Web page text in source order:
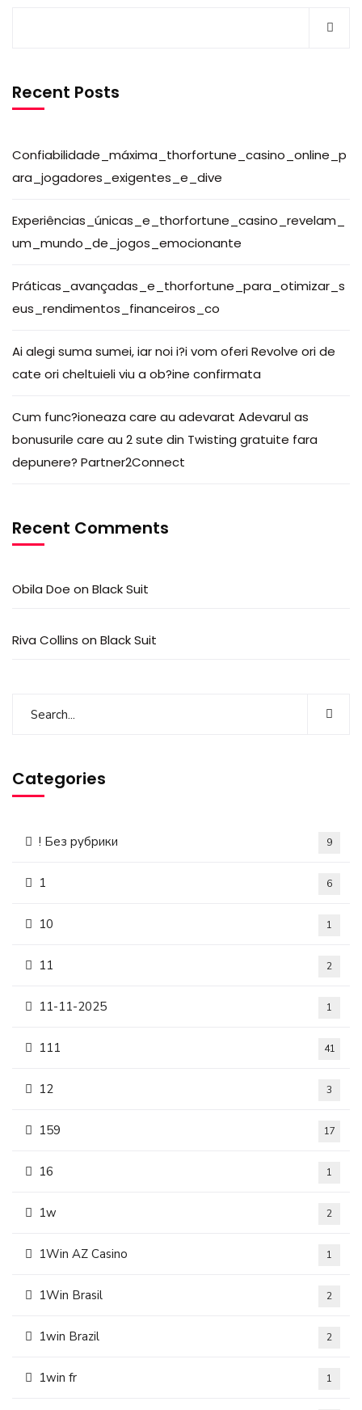
Recent Posts
Confiabilidade_máxima_thorfortune_casino_online_p
ara_jogadores_exigentes_e_dive
Experiências_únicas_e_thorfortune_casino_revelam_
um_mundo_de_jogos_emocionante
Práticas_avançadas_e_thorfortune_para_otimizar_s
eus_rendimentos_financeiros_co
Ai alegi suma sumei, iar noi i?i vom oferi Revolve ori de
cate ori cheltuieli viu a ob?ine confirmata
Cum func?ioneaza care au adevarat Adevarul as
bonusurile care au 2 sute din Twisting gratuite fara
depunere? Partner2Connect
Recent Comments
Obila Doe on Black Suit
Riva Collins on Black Suit
Categories
! Без рубрики 9
1 6
10 1
11 2
11-11-2025 1
111 41
12 3
159 17
16 1
1w 2
1Win AZ Casino 1
1Win Brasil 2
1win Brazil 2
1win fr 1